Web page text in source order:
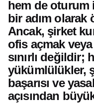
hem de oturum
bir adım olarak
Ancak, şirket
ofis açmak
sınırlı değildir;
yükümlülükler,
başarısı ve
açısından